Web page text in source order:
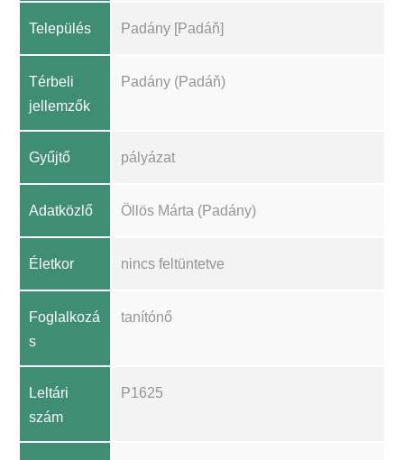
Település Padány [Padáň]
Térbeli
jellemzők
Padány (Padáň)
Gyűjtő pályázat
Adatközlő Öllös Márta (Padány)
Életkor nincs feltüntetve
Foglalkozá
s
tanítónő
Leltári
szám
P1625